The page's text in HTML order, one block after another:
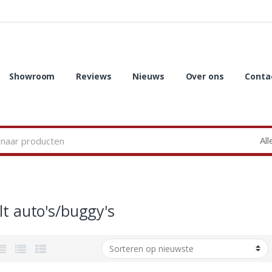
Showroom Reviews Nieuws Over ons
auto's/buggy's